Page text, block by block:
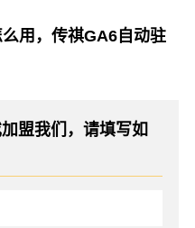
用，传祺GA6自动驻
盟我们，请填写如